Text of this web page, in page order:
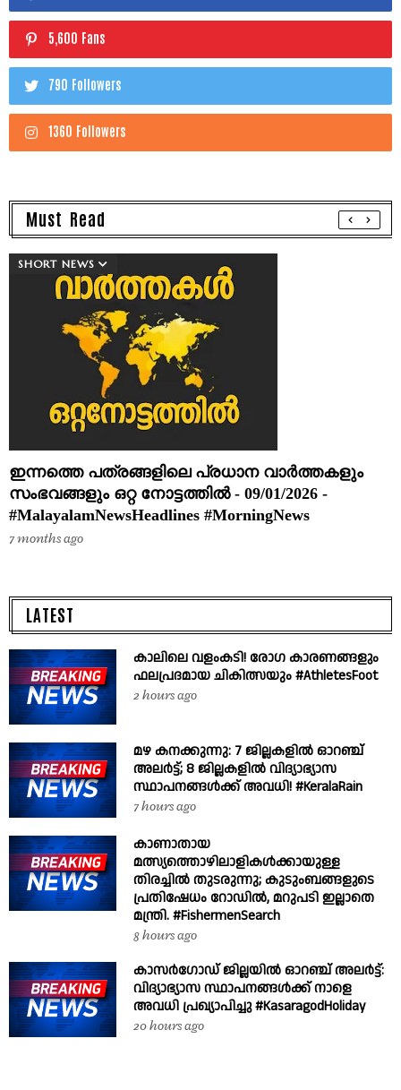
5,600 Fans
790 Followers
1360 Followers
Must Read
SHORT NEWS
ഇന്നത്തെ പത്രങ്ങളിലെ പ്രധാന വാർത്തകളും
സംഭവങ്ങളും ഒറ്റ നോട്ടത്തിൽ - 09/01/2026 -
#MalayalamNewsHeadlines #MorningNews
7 months ago
LATEST
കാലിലെ വളംകടി! രോഗ കാരണങ്ങളും
ഫലപ്രദമായ ചികിത്സയും #AthletesFoot
2 hours ago
മഴ കനക്കുന്നു: 7 ജില്ലകളിൽ ഓറഞ്ച്
അലർട്ട്; 8 ജില്ലകളിൽ വിദ്യാഭ്യാസ
സ്ഥാപനങ്ങൾക്ക് അവധി! #KeralaRain
7 hours ago
കാണാതായ
മത്സ്യത്തൊഴിലാളികൾക്കായുള്ള
തിരച്ചിൽ തുടരുന്നു; കുടുംബങ്ങളുടെ
പ്രതിഷേധം റോഡിൽ, മറുപടി ഇല്ലാതെ
മന്ത്രി. #FishermenSearch
8 hours ago
കാസർഗോഡ് ജില്ലയിൽ ഓറഞ്ച് അലർട്ട്:
വിദ്യാഭ്യാസ സ്ഥാപനങ്ങൾക്ക് നാളെ
അവധി പ്രഖ്യാപിച്ചു #KasaragodHoliday
20 hours ago